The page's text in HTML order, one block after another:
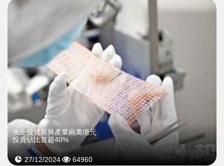
央企投資新興產業兩萬億元
投資佔比首超40%
27/12/2024 64960